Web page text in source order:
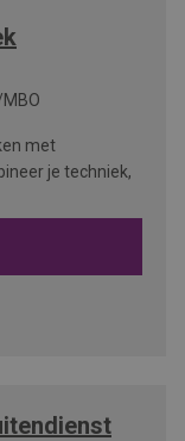
met
je techniek,